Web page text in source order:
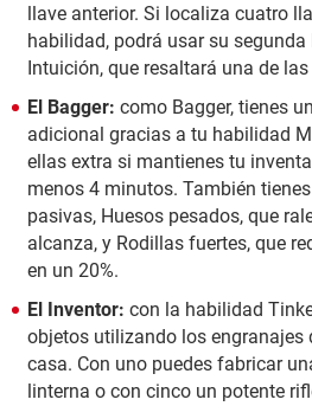
llave anterior. Si localiza cuatro
habilidad, podrá usar su
Intuición, que resaltará una de
El Bagger: como Bagger, tienes
adicional gracias a tu habilidad
ellas extra si mantienes tu
menos 4 minutos. También
pasivas, Huesos pesados, que
alcanza, y Rodillas fuertes, que
en un 20%.
El Inventor: con la habilidad
objetos utilizando los engranajes
casa. Con uno puedes fabricar
linterna o con cinco un potente